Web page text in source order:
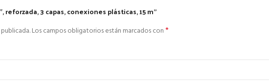
reforzada, 3 capas, conexiones plásticas, 15 m”
Los campos obligatorios están marcados con*